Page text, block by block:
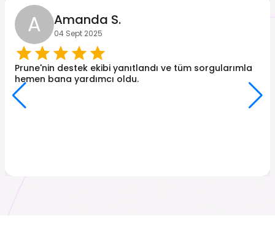
A Amanda S.
04 Sept 2025
Prune'nin destek ekibi yanıtlandı ve tüm sorgularımla
hemen bana yardımcı oldu.